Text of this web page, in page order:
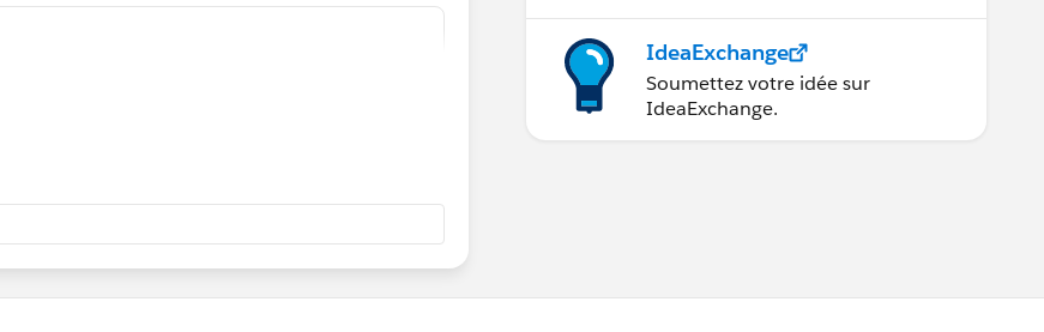
IdeaExchange
Soumettez votre idée sur
IdeaExchange.